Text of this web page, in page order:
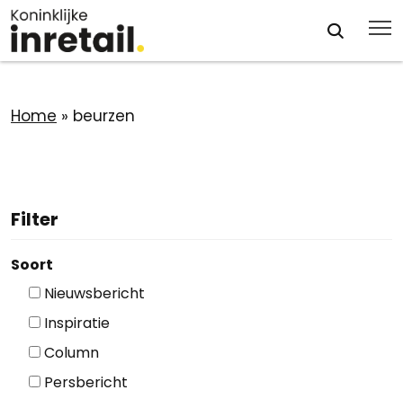
Home » beurzen
Filter
Soort
Nieuwsbericht
Inspiratie
Column
Persbericht